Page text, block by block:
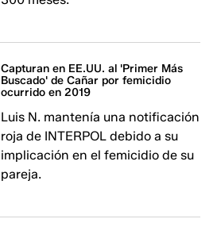
Capturan en EE.UU. al 'Primer Más
Buscado' de Cañar por femicidio
ocurrido en 2019
Luis N. mantenía una notificación
roja de INTERPOL debido a su
implicación en el femicidio de su
pareja.